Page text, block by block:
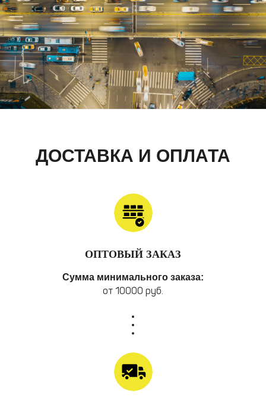
ДОСТАВКА И ОПЛАТА
ОПТОВЫЙ ЗАКАЗ
Сумма минимального заказа:
от 10000 руб.